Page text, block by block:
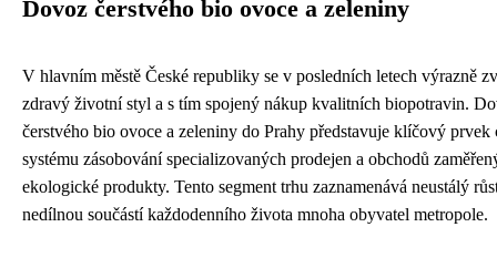
Dovoz čerstvého bio ovoce a zeleniny
V hlavním městě České republiky se v posledních letech výrazně
zdravý životní styl a s tím spojený nákup kvalitních biopotravin.
čerstvého bio ovoce a zeleniny do Prahy představuje klíčový prvek
systému zásobování specializovaných prodejen a obchodů
ekologické produkty. Tento segment trhu zaznamenává neustálý
nedílnou součástí každodenního života mnoha obyvatel metropole.